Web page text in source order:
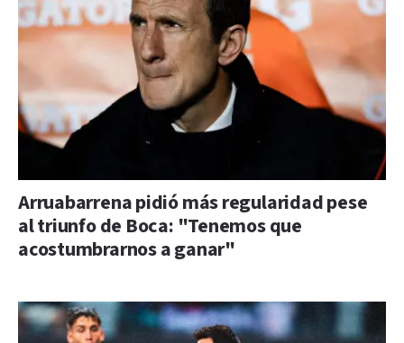
Arruabarrena pidió más regularidad pese
al triunfo de Boca: "Tenemos que
acostumbrarnos a ganar"